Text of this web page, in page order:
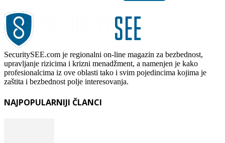
SecuritySEE.com je regionalni on-line magazin za bezbednost,
upravljanje rizicima i krizni menadžment, a namenjen je kako
profesionalcima iz ove oblasti tako i svim pojedincima kojima je
zaštita i bezbednost polje interesovanja.
NAJPOPULARNIJI ČLANCI